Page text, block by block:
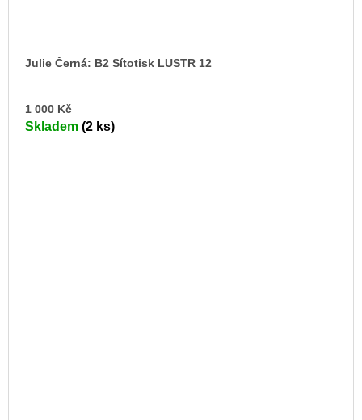
Julie Černá: B2 Sítotisk LUSTR 12
1 000 Kč
Skladem (2 ks)